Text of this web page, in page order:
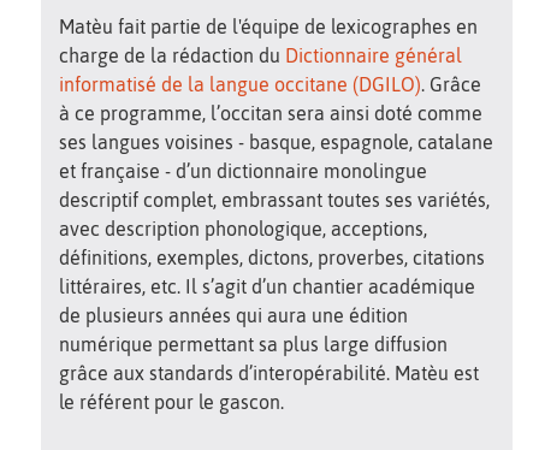
Matèu fait partie de l'équipe de lexicographes en
charge de la rédaction du Dictionnaire général
informatisé de la langue occitane (DGILO) . Grâce
à ce programme, l’occitan sera ainsi doté comme
ses langues voisines - basque, espagnole, catalane
et française - d’un dictionnaire monolingue
descriptif complet, embrassant toutes ses variétés,
avec description phonologique, acceptions,
définitions, exemples, dictons, proverbes, citations
littéraires, etc. Il s’agit d’un chantier académique
de plusieurs années qui aura une édition
numérique permettant sa plus large diffusion
grâce aux standards d’interopérabilité. Matèu est
le référent pour le gascon.